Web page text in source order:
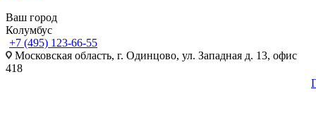
Ваш город
Колумбус
+7 (495) 123-66-55
Московская область, г. Одинцово, ул. Западная д. 13, офис
418